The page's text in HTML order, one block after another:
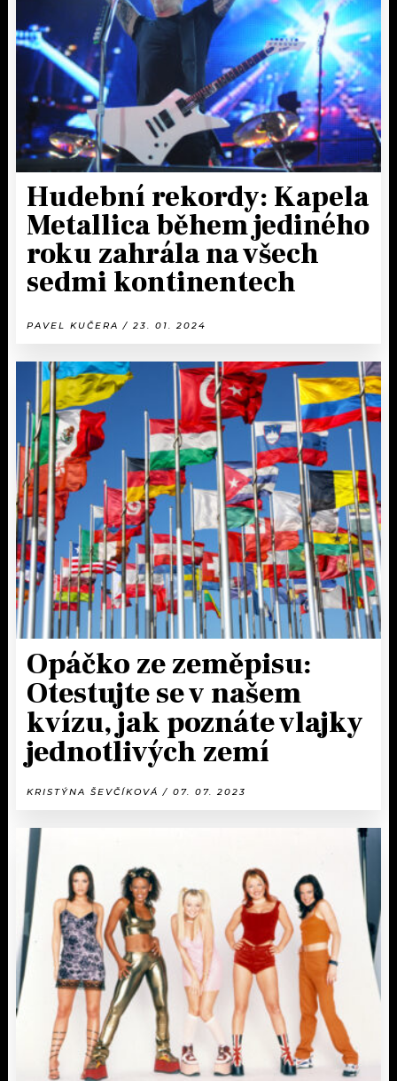
KVÍZY
VIP
TRENDY
MIX
OSTATNÍ
PLAYLIST
JAK NALADIT
Hudební rekordy: Kapela
Metallica během jediného
roku zahrála na všech
sedmi kontinentech
PAVEL KUČERA / 23. 01. 2024
Opáčko ze zeměpisu:
Otestujte se v našem
kvízu, jak poznáte vlajky
jednotlivých zemí
KRISTÝNA ŠEVČÍKOVÁ / 07. 07. 2023